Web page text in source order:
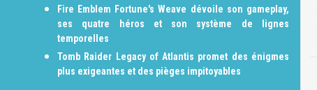
Fire Emblem Fortune's Weave dévoile son gameplay,
ses quatre héros et son système de lignes
temporelles
Tomb Raider Legacy of Atlantis promet des énigmes
plus exigeantes et des pièges impitoyables